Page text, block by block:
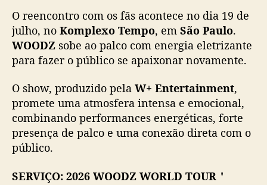
O reencontro com os fãs acontece no dia 19 de
julho, no Komplexo Tempo, em São Paulo.
WOODZ sobe ao palco com energia eletrizante
para fazer o público se apaixonar novamente.
O show, produzido pela W+ Entertainment,
promete uma atmosfera intensa e emocional,
combinando performances energéticas, forte
presença de palco e uma conexão direta com o
público.
SERVIÇO: 2026 WOODZ WORLD TOUR＇